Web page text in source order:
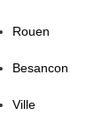
Rouen
Besancon
Ville